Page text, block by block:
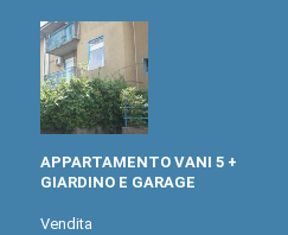
APPARTAMENTO VANI 5 +
GIARDINO E GARAGE
Vendita